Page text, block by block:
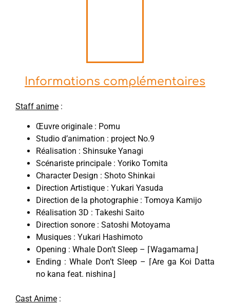
Informations complémentaires
Staff anime :
Œuvre originale : Pomu
Studio d’animation : project No.9
Réalisation : Shinsuke Yanagi
Scénariste principale : Yoriko Tomita
Character Design : Shoto Shinkai
Direction Artistique : Yukari Yasuda
Direction de la photographie : Tomoya Kamijo
Réalisation 3D : Takeshi Saito
Direction sonore : Satoshi Motoyama
Musiques : Yukari Hashimoto
Opening : Whale Don’t Sleep – ⌈Wagamama⌋
Ending : Whale Don’t Sleep – ⌈Are ga Koi Datta
no kana feat. nishina⌋
Cast Anime :